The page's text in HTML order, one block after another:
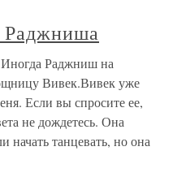
Раджниш на
Вивек.Вивек уже
Если вы спросите ее,
не дождетесь. Она
начать танцевать, но она